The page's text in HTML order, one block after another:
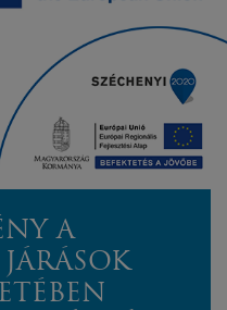
A
JÁRÁSOK